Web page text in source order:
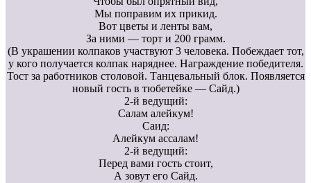
Мы поправим их прикид.
Вот цветы и ленты вам,
За ними — торт и 200 грамм.
(В украшении колпаков участвуют 3 человека. Побеждает тот,
у кого получается колпак наряднее. Награждение победителя.
Тост за работников столовой. Танцевальный блок. Появляется
новый гость в тюбетейке — Сайд.)
2-й ведущий:
Салам алейкум!
Саид:
Алейкум ассалам!
2-й ведущий:
Перед вами гость стоит,
А зовут его Сайд.